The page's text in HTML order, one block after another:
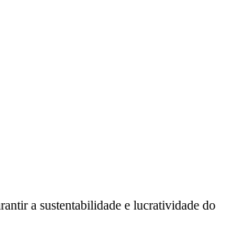
a sustentabilidade e lucratividade do